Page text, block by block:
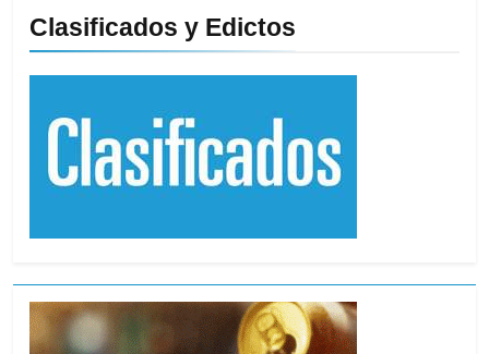
Clasificados y Edictos